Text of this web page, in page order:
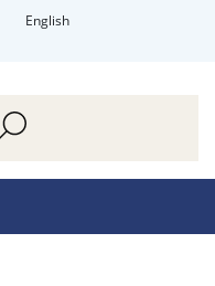
English